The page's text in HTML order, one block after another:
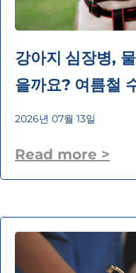
강아지 심장병,
을까요? 여름철
2026년 07월 13일
Read more >